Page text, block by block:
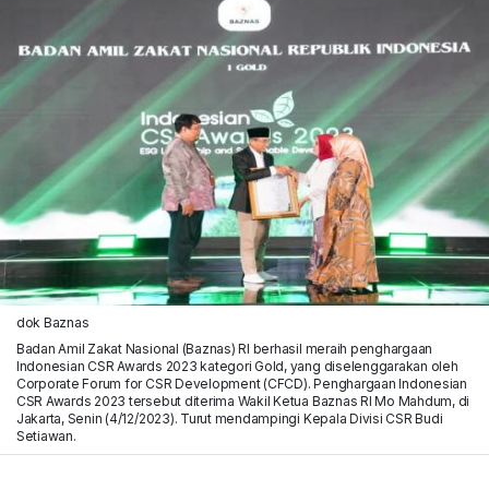
dok Baznas
Badan Amil Zakat Nasional (Baznas) RI berhasil meraih penghargaan
Indonesian CSR Awards 2023 kategori Gold, yang diselenggarakan oleh
Corporate Forum for CSR Development (CFCD). Penghargaan Indonesian
CSR Awards 2023 tersebut diterima Wakil Ketua Baznas RI Mo Mahdum, di
Jakarta, Senin (4/12/2023). Turut mendampingi Kepala Divisi CSR Budi
Setiawan.